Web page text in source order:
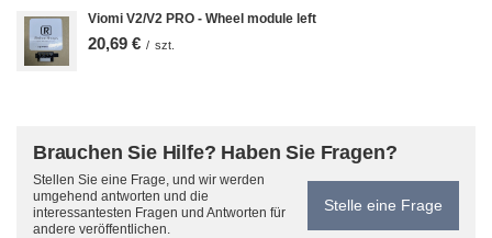
Viomi V2/V2 PRO - Wheel module left
20,69 € / szt.
Brauchen Sie Hilfe? Haben Sie Fragen?
Stellen Sie eine Frage, und wir werden
umgehend antworten und die
interessantesten Fragen und Antworten für
andere veröffentlichen.
Stelle eine Frage